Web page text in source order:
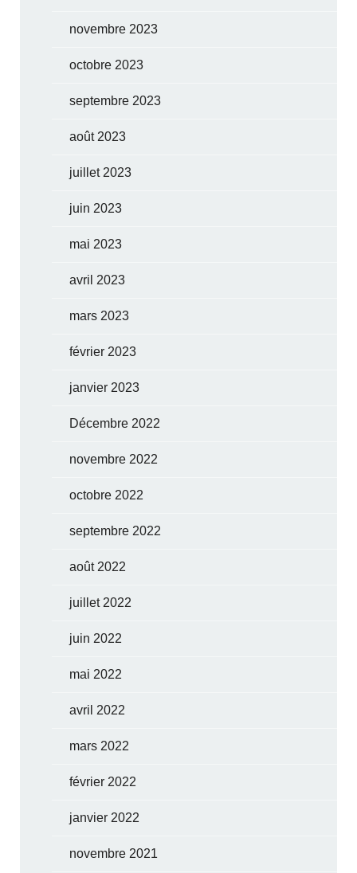
novembre 2023
octobre 2023
septembre 2023
août 2023
juillet 2023
juin 2023
mai 2023
avril 2023
mars 2023
février 2023
janvier 2023
Décembre 2022
novembre 2022
octobre 2022
septembre 2022
août 2022
juillet 2022
juin 2022
mai 2022
avril 2022
mars 2022
février 2022
janvier 2022
novembre 2021